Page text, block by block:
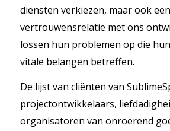
diensten verkiezen, maar ook een
vertrouwensrelatie met ons
lossen hun problemen op die
vitale belangen betreffen.
De lijst van cliënten van
projectontwikkelaars,
organisatoren van onroerend